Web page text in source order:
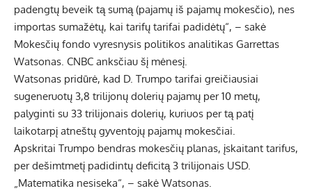
padengtų beveik tą sumą (pajamų iš pajamų mokesčio), nes
importas sumažėtų, kai tarifų tarifai padidėtų“, – sakė
Mokesčių fondo vyresnysis politikos analitikas Garrettas
Watsonas. CNBC anksčiau šį mėnesį.
Watsonas pridūrė, kad D. Trumpo tarifai greičiausiai
sugeneruotų 3,8 trilijonų dolerių pajamų per 10 metų,
palyginti su 33 trilijonais dolerių, kuriuos per tą patį
laikotarpį atneštų gyventojų pajamų mokesčiai.
Apskritai Trumpo bendras mokesčių planas, įskaitant tarifus,
per dešimtmetį padidintų deficitą 3 trilijonais USD.
„Matematika nesiseka“, – sakė Watsonas.